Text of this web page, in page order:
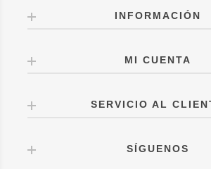
INFORMACIÓN
MI CUENTA
SERVICIO AL
SÍGUENOS